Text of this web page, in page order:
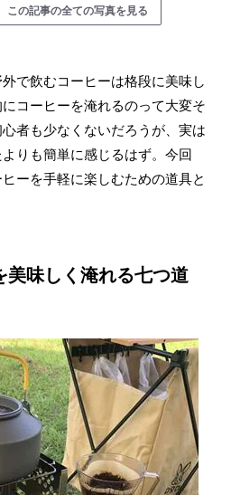
の記事の全ての写真を見る
で飲むコーヒーは格段に美味し
コーヒーを淹れるのって大変そ
者も少なくないだろうが、実は
りも簡単に感じるはず。今回
ーを手軽に楽しむための道具と
美味しく淹れる七つ道